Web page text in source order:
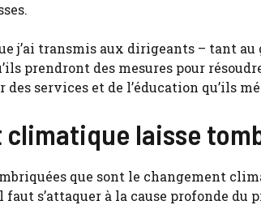
j’ai transmis aux dirigeants – tant
prendront des mesures pour
services et de l’éducation qu’ils
laisse
que sont le changement
faut s’attaquer à la cause profonde